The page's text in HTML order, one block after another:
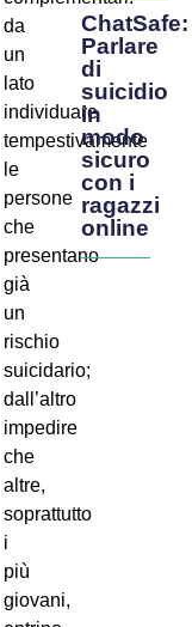
da
un
lato
individuare
tempestivamente
le
persone
che
presentano
già
un
rischio
suicidario;
dall’altro
impedire
che
altre,
soprattutto
i
più
giovani,
ChatSafe:
Parlare
di
suicidio
in
modo
sicuro
con i
ragazzi
online